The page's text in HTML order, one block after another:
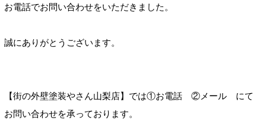
お電話でお問い合わせをいただきました。
誠にありがとうございます。
【街の外壁塗装やさん山梨店】では①お電話 ②メール にて
お問い合わせを承っております。